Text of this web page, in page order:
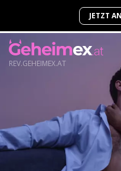
JETZT
REV.GEHEIMEX.AT